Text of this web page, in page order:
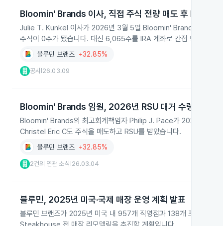
Bloomin' Brands 이사, 직접 주식 전량 매도 후 IRA로 전
Julie T. Kunkel 이사가 2026년 3월 5일 Bloomin' Brands 주식
주식이 0주가 됐습니다. 대신 6,065주를 IRA 계좌로 간접 보유 중입
블루민 브랜즈 +32.85%
공시 26.03.09
Bloomin' Brands 임원, 2026년 RSU 대거 수령 및 주식
Bloomin' Brands의 최고회계책임자 Philip J. Pace가 2026년 2월
Christel Eric C도 주식을 매도하고 RSU를 받았습니다.
블루민 브랜즈 +32.85%
2건의 연관 소식 26.03.04
블루민, 2025년 미국·국제 매장 운영 계획 발표
블루민 브랜즈가 2025년 미국 내 957개 직영점과 138개 프랜차이